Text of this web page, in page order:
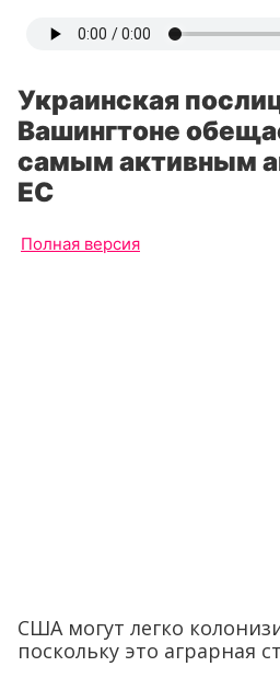
Украинская
Вашингтоне
самым активным
ЕС
Полная версия
США могут легко
поскольку это аграрная